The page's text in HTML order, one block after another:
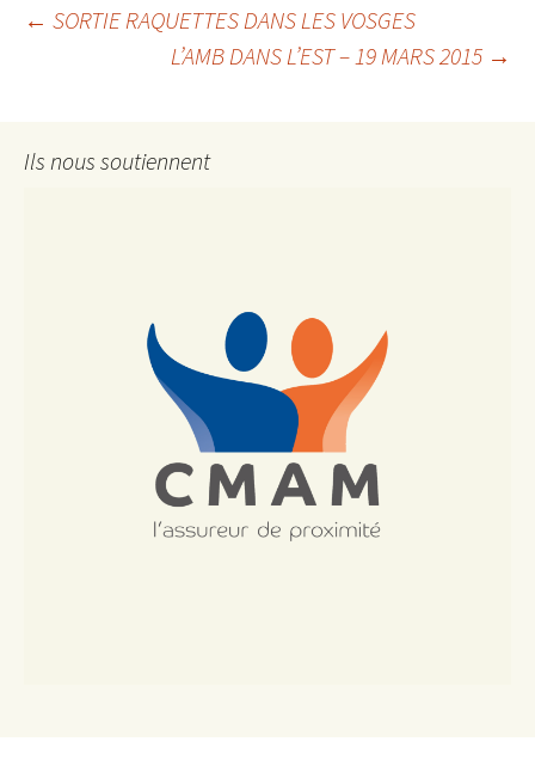
Navigation
articles
← SORTIE RAQUETTES DANS LES VOSGES
L’AMB DANS L’EST – 19 MARS 2015 →
Ils nous soutiennent